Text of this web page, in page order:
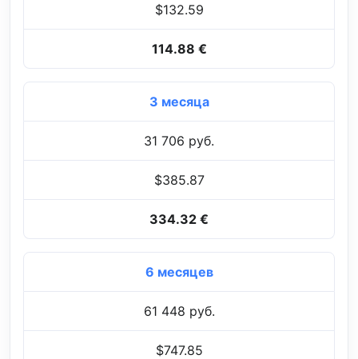
$132.59
114.88 €
3 месяца
31 706 руб.
$385.87
334.32 €
6 месяцев
61 448 руб.
$747.85